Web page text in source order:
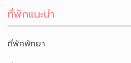
ที่พักแนะนำ
ที่พักพัทยา